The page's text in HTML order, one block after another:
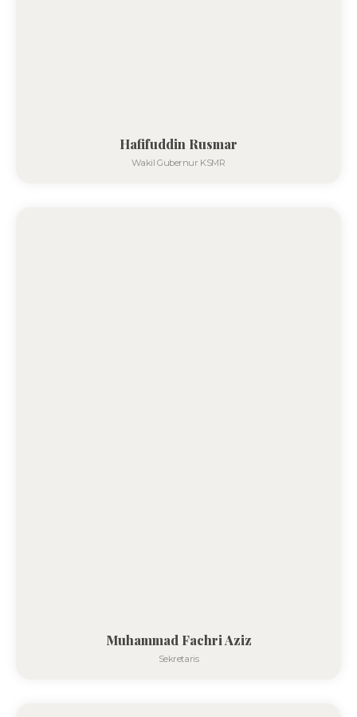
Hafifuddin Rusmar
Wakil Gubernur KSMR
Muhammad Fachri Aziz
Sekretaris